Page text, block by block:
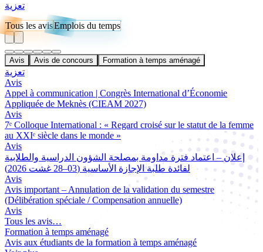
تعزية
Tous les avisEmplois du temps
Avis Avis de concours Formation à temps aménagé
تعزية
Avis
Appel à communication | Congrès International d’Économie
Appliquée de Meknès (CIEAM 2027)
Avis
7ᵉ Colloque International : « Regard croisé sur le statut de la femme
au XXIᵉ siècle dans le monde »
Avis
إعلان – اعتماد فترة مداومة بمصلحة الشؤون الدراسية والطلابية
لفائدة طلبة الإجازة الأساسية (03–28 غشت 2026)
Avis
Avis important – Annulation de la validation du semestre
(Délibération spéciale / Compensation annuelle)
Avis
Tous les avis…
Formation à temps aménagé
Avis aux étudiants de la formation à temps aménagé